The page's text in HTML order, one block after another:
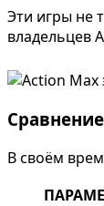
Эти игры не
владельцев
В своём